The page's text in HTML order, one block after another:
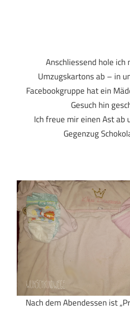
Anschliessend hole ich
Umzugskartons ab – in
Facebookgruppe hat ein
Gesuch hin
Ich freue mir einen Ast ab
Gegenzug
Nach dem Abendessen ist